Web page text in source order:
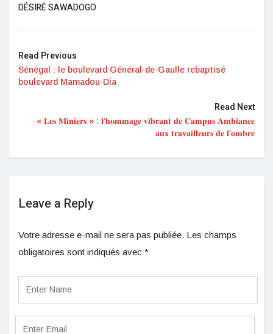
DÉSIRÉ SAWADOGO
Read Previous
Sénégal : le boulevard Général-de-Gaulle rebaptisé
boulevard Mamadou-Dia
Read Next
« 𝐋𝐞𝐬 𝐌𝐢𝐧𝐢𝐞𝐫𝐬 » : 𝐥’𝐡𝐨𝐦𝐦𝐚𝐠𝐞 𝐯𝐢𝐛𝐫𝐚𝐧𝐭 𝐝𝐞 𝐂𝐚𝐦𝐩𝐮𝐬 𝐀𝐦𝐛𝐢𝐚𝐧𝐜𝐞
𝐚𝐮𝐱 𝐭𝐫𝐚𝐯𝐚𝐢𝐥𝐥𝐞𝐮𝐫𝐬 𝐝𝐞 𝐥’𝐨𝐦𝐛𝐫𝐞
Leave a Reply
Votre adresse e-mail ne sera pas publiée. Les champs
obligatoires sont indiqués avec *